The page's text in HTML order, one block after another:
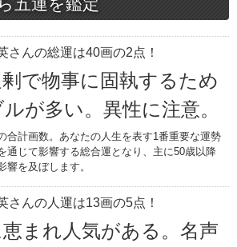
さんの総運は40画の2点！
剰で物事に固執するため
ルが多い。異性に注意。
合計画数。あなたの人生を表す1番重要な運勢
通じて影響する総合運となり、主に50歳以降
響を及ぼします。
さんの人運は13画の5点！
まれ人気がある。名声